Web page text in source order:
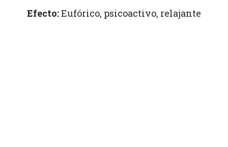
Efecto:Eufórico, psicoactivo, relajante